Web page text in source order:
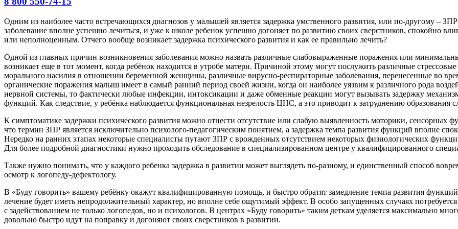
Одним из наиболее часто встречающихся диагнозов у малышей является задержка умственного развития, или по-другому –
заболевание вполне успешно лечиться, и уже к школе ребенок успешно догоняет по развитию своих сверстников, спокойно
или неполноценным. Отчего вообще возникает задержка психического развития и как ее правильно лечить?
Одной из главных причин возникновения заболевания можно назвать различные слабовыраженные поражения или
возникает еще в тот момент, когда ребёнок находится в утробе матери. Причиной этому могут послужить различные
морального насилия в отношении беременной женщины, различные вирусно-респираторные заболевания, перенесенные во
органические поражения малыш имеет в самый ранний период своей жизни, когда он наиболее уязвим к различного рода
нервной системы, то фактически любые инфекции, интоксикации и даже обменные реакции могут вызывать задержку
функций. Как следствие, у ребёнка наблюдается функциональная незрелость ЦНС, а это приводит к затруднению образования
К симптоматике задержки психического развития можно отнести отсутствие или слабую выявленность моторики,
что термин ЗПР является исключительно психолого-педагогическим понятием, а задержка темпа развития функций вполне
Нередко на ранних этапах некоторые специалисты путают ЗПР с врожденных отсутствием некоторых физиологических
Для более подробной диагностики нужно проходить обследование в специализированном центре у квалифицированного
Также нужно понимать, что у каждого ребенка задержка в развитии может выглядеть по-разному, и единственный способ
осмотр к логопеду-дефектологу.
В «Буду говорить» вашему ребёнку окажут квалифицированную помощь, и быстро обратят замедление темпа развития
лечение будет иметь непродолжительный характер, но вполне себе ощутимый эффект. В особо запущенных случаях
с задействованием не только логопедов, но и психологов. В центрах «Буду говорить» таким деткам уделяется максимально
довольно быстро идут на поправку и догоняют своих сверстников в развитии.